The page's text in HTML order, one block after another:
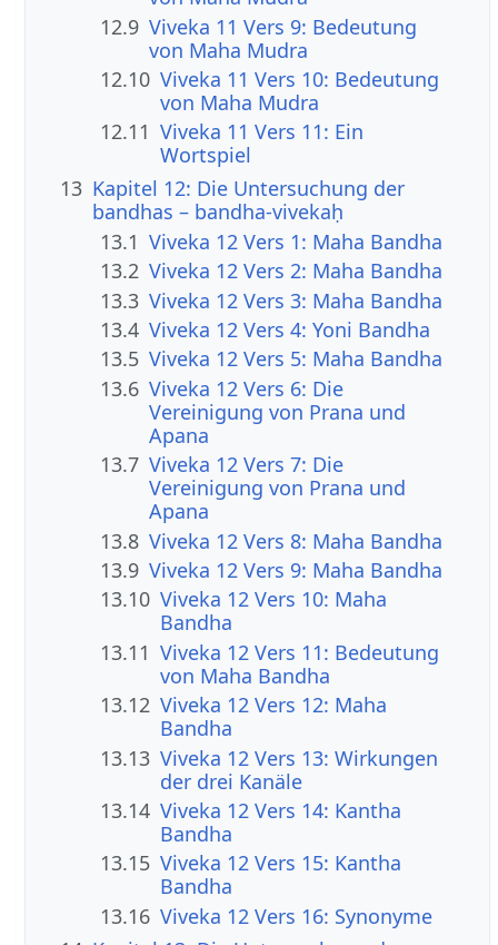
12.9 Viveka 11 Vers 9: Bedeutung
von Maha Mudra
12.10 Viveka 11 Vers 10: Bedeutung
von Maha Mudra
12.11 Viveka 11 Vers 11: Ein
Wortspiel
13 Kapitel 12: Die Untersuchung der
bandhas – bandha-vivekaḥ
13.1 Viveka 12 Vers 1: Maha Bandha
13.2 Viveka 12 Vers 2: Maha Bandha
13.3 Viveka 12 Vers 3: Maha Bandha
13.4 Viveka 12 Vers 4: Yoni Bandha
13.5 Viveka 12 Vers 5: Maha Bandha
13.6 Viveka 12 Vers 6: Die
Vereinigung von Prana und
Apana
13.7 Viveka 12 Vers 7: Die
Vereinigung von Prana und
Apana
13.8 Viveka 12 Vers 8: Maha Bandha
13.9 Viveka 12 Vers 9: Maha Bandha
13.10 Viveka 12 Vers 10: Maha
Bandha
13.11 Viveka 12 Vers 11: Bedeutung
von Maha Bandha
13.12 Viveka 12 Vers 12: Maha
Bandha
13.13 Viveka 12 Vers 13: Wirkungen
der drei Kanäle
13.14 Viveka 12 Vers 14: Kantha
Bandha
13.15 Viveka 12 Vers 15: Kantha
Bandha
13.16 Viveka 12 Vers 16: Synonyme